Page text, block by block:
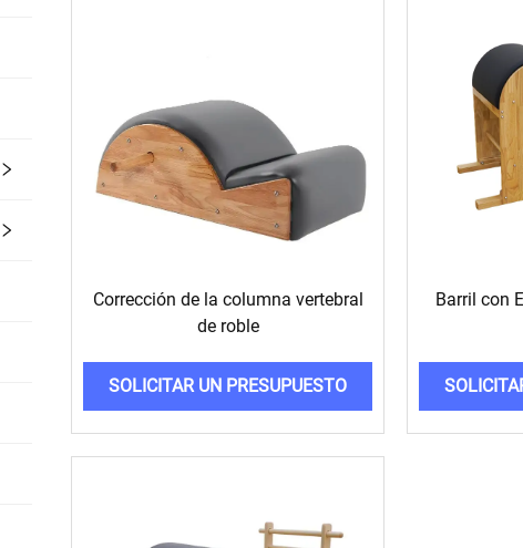
Corrección de la columna vertebral
de roble
SOLICITAR UN PRESUPUESTO
Barril con